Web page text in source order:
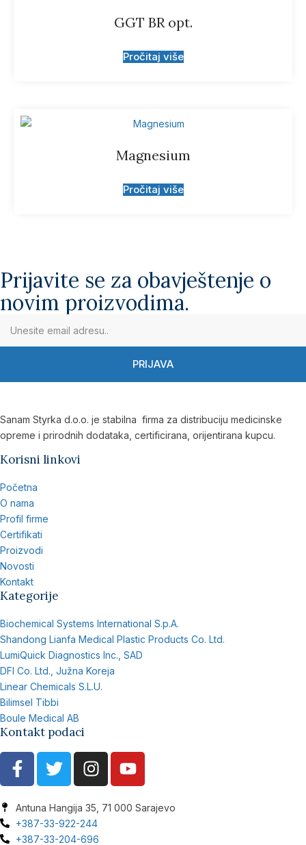
GGT BR opt.
Pročitaj više
Magnesium
Pročitaj više
Prijavite se za obavještenje o
novim proizvodima.
PRIJAVA
Sanam Styrka d.o.o. je stabilna firma za distribuciju medicinske
opreme i prirodnih dodataka, certificirana, orijentirana kupcu.
Korisni linkovi
Početna
O nama
Profil firme
Certifikati
Proizvodi
Novosti
Kontakt
Kategorije
Biochemical Systems International S.p.A.
Shandong Lianfa Medical Plastic Products Co. Ltd.
LumiQuick Diagnostics Inc., SAD
DFI Co. Ltd., Južna Koreja
Linear Chemicals S.L.U.
Bilimsel Tibbi
Boule Medical AB
Kontakt podaci
Antuna Hangija 35, 71 000 Sarajevo
+387-33-922-244
+387-33-204-696